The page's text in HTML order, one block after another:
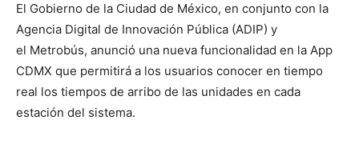
El Gobierno de la Ciudad de México, en conjunto con la
Agencia Digital de Innovación Pública (ADIP) y
el Metrobús, anunció una nueva funcionalidad en la App
CDMX que permitirá a los usuarios conocer en tiempo
real los tiempos de arribo de las unidades en cada
estación del sistema.